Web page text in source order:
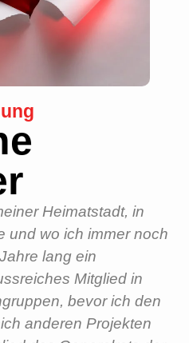
Heimatstadt, in
und wo ich immer noch
lang ein
Mitglied in
bevor ich den
anderen Projekten